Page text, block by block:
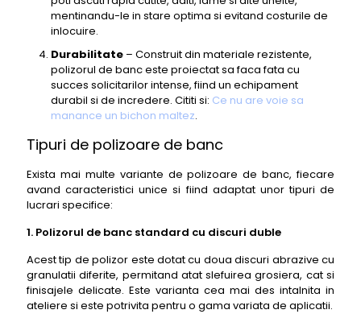
mentinandu-le in stare optima si evitand costurile de
inlocuire.
Durabilitate – Construit din materiale rezistente,
polizorul de banc este proiectat sa faca fata cu
succes solicitarilor intense, fiind un echipament
durabil si de incredere. Cititi si: Ce nu are voie sa
manance un bichon maltez.
Tipuri de polizoare de banc
Exista mai multe variante de polizoare de banc, fiecare
avand caracteristici unice si fiind adaptat unor tipuri de
lucrari specifice:
1. Polizorul de banc standard cu discuri duble
Acest tip de polizor este dotat cu doua discuri abrazive cu
granulatii diferite, permitand atat slefuirea grosiera, cat si
finisajele delicate. Este varianta cea mai des intalnita in
ateliere si este potrivita pentru o gama variata de aplicatii.